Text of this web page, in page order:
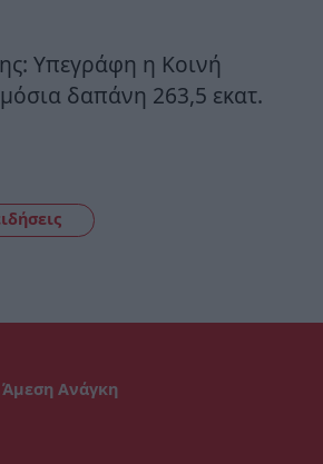
Υπεγράφη η Κοινή
δαπάνη 263,5 εκατ.
Άμεση Ανάγκη